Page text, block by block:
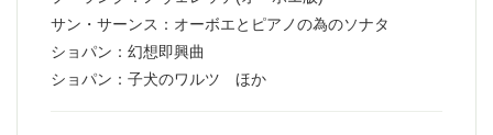
サン・サーンス：オーボエとピアノの為のソナタ
ショパン：幻想即興曲
ショパン：子犬のワルツ ほか